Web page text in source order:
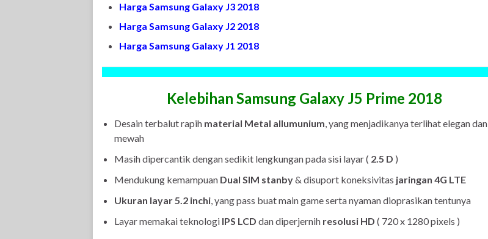
Harga Samsung Galaxy J3 2018
Harga Samsung Galaxy J2 2018
Harga Samsung Galaxy J1 2018
Kelebihan Samsung Galaxy J5 Prime 2018
Desain terbalut rapih material Metal allumunium, yang menjadikanya terlihat elegan dan
mewah
Masih dipercantik dengan sedikit lengkungan pada sisi layar ( 2.5 D )
Mendukung kemampuan Dual SIM stanby& disuport koneksivitas jaringan 4G LTE
Ukuran layar 5.2 inchi, yang pass buat main game serta nyaman dioprasikan tentunya
Layar memakai teknologi IPS LCD dan diperjernih resolusi HD ( 720 x 1280 pixels )